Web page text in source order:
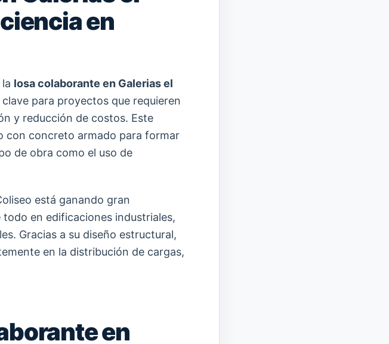
en
losa colaborante en Galerias el
para proyectos que requieren
y reducción de costos. Este
con concreto armado para formar
de obra como el uso de
está ganando gran
todo en edificaciones industriales,
Gracias a su diseño estructural,
en la distribución de cargas,
en